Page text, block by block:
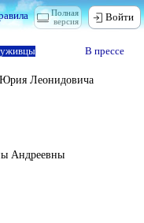
Полная
версия
Войти
В прессе
Леонидовича
Андреевны